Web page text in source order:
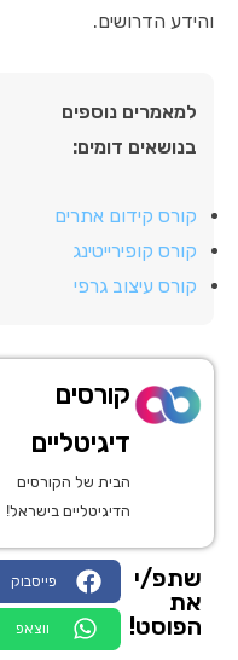
והידע הדרושים.
למאמרים נוספים
בנושאים דומים:
קורס קידום אתרים
קורס קופירייטינג
קורס עיצוב גרפי
קורסים
דיגיטליים
הבית של הקורסים
הדיגיטליים בישראל!
שתפ/י
את
הפוסט!
פייסבוק
ווצאפ